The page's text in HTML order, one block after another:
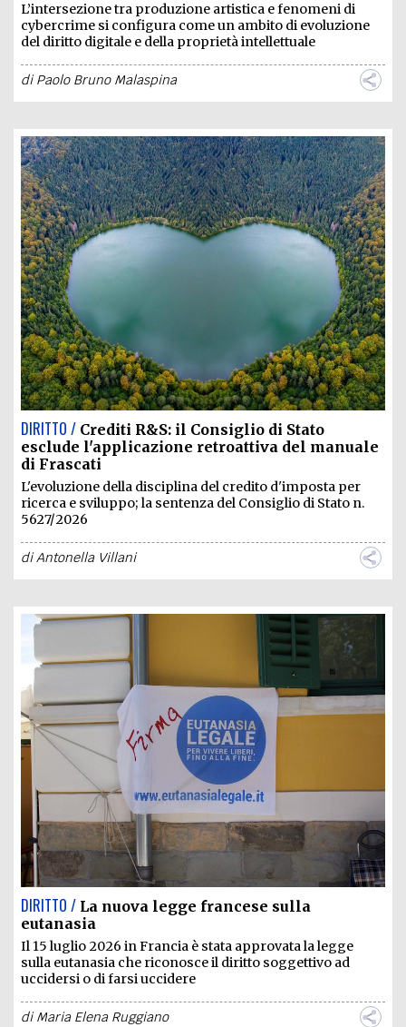
L’intersezione tra produzione artistica e fenomeni di
cybercrime si configura come un ambito di evoluzione
del diritto digitale e della proprietà intellettuale
diPaolo Bruno Malaspina
DIRITTO / Crediti R&S: il Consiglio di Stato
esclude l'applicazione retroattiva del manuale
di Frascati
L'evoluzione della disciplina del credito d'imposta per
ricerca e sviluppo; la sentenza del Consiglio di Stato n.
5627/2026
diAntonella Villani
DIRITTO / La nuova legge francese sulla
eutanasia
Il 15 luglio 2026 in Francia è stata approvata la legge
sulla eutanasia che riconosce il diritto soggettivo ad
uccidersi o di farsi uccidere
diMaria Elena Ruggiano